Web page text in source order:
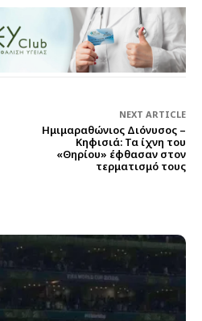
NEXT ARTICLE
Ημιμαραθώνιος Διόνυσος –
Κηφισιά: Τα ίχνη του
«Θηρίου» έφθασαν στον
τερματισμό τους